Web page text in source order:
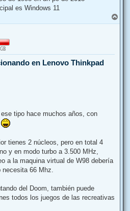
es Windows 11
r
en Lenovo Thinkpad
tipo hace muchos años, con
tienes 2 núcleos, pero en total 4
y en modo turbo a 3.500 MHz,
a la maquina virtual de W98 debería
66 Mhz.
del Doom, también puede
todos los juegos de las recreativas